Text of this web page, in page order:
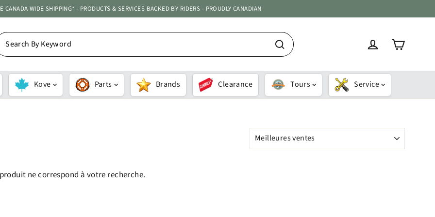
CANADA WIDE SHIPPING* - PRODUCTS & SERVICES BACKED BY RIDERS - PROUDLY CANADIAN
Recherche
Se connecter
Panier
Kove Parts Brands Clearance Tours Service
ne correspond à votre recherche.